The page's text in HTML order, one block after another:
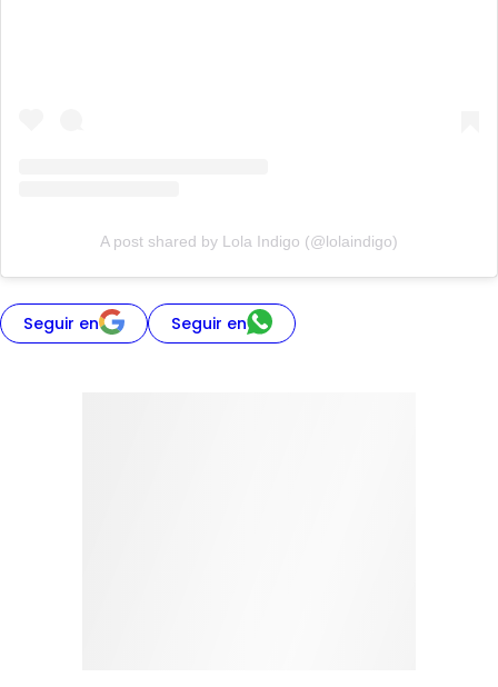
A post shared by Lola Indigo (@lolaindigo)
Seguir en Seguir en